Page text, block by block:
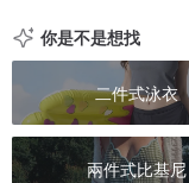
你是不是想找
二件式泳衣
兩件式比基尼